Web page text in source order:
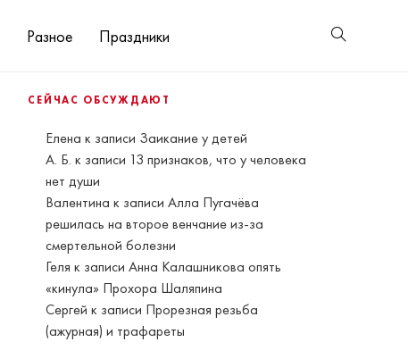
Разное Праздники
СЕЙЧАС ОБСУЖДАЮТ
Елена к записи Заикание у детей
А. Б. к записи 13 признаков, что у человека
нет души
Валентина к записиАлла Пугачёва
решилась на второе венчание из-за
смертельной болезни
Геля к записиАнна Калашникова опять
«кинула» Прохора Шаляпина
Сергей к записи Прорезная резьба
(ажурная) и трафареты